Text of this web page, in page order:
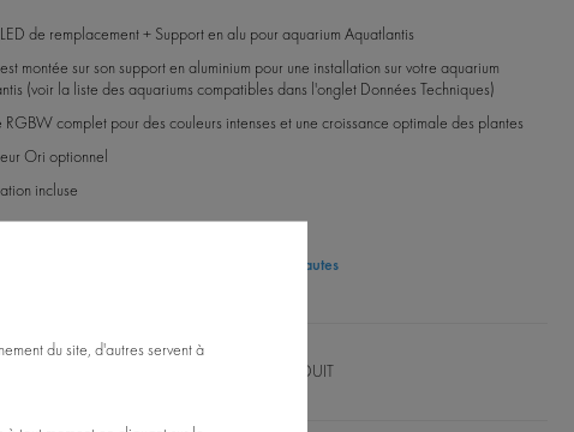
du site, d'autres servent à
LED de remplacement + Support en alu pour aquarium Aquatlantis
est montée sur son support en aluminium pour une installation sur votre aquarium
(voir la liste des aquariums compatibles dans l'onglet Données Techniques)
RGBW complet pour des couleurs intenses et une croissance optimale des plantes
Ori optionnel
incluse
Voir les questions des internautes
FAQ PRODUIT